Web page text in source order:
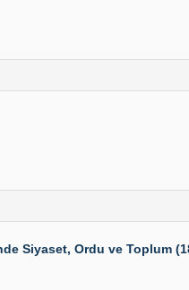
Siyaset, Ordu ve Toplum